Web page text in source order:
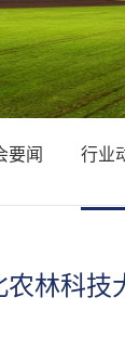
要闻 行业
农林科技